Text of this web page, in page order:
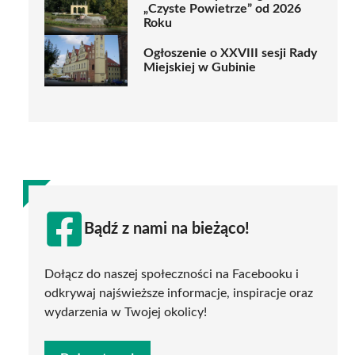
„Czyste Powietrze” od 2026
Roku
Ogłoszenie o XXVIII sesji Rady
Miejskiej w Gubinie
Bądź z nami na bieżąco!
Dołącz do naszej społeczności na Facebooku i
odkrywaj najświeższe informacje, inspiracje oraz
wydarzenia w Twojej okolicy!